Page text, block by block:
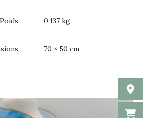
Poids 0,137 kg
70 × 50 cm